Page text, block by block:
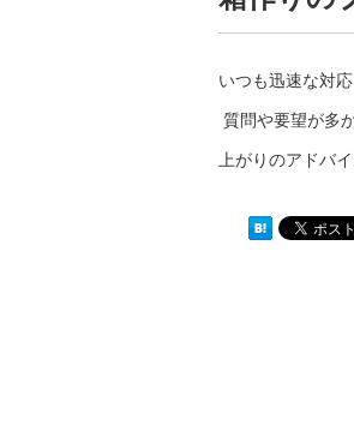
いつも迅速な対
質問や要望が多
上がりのアドバ